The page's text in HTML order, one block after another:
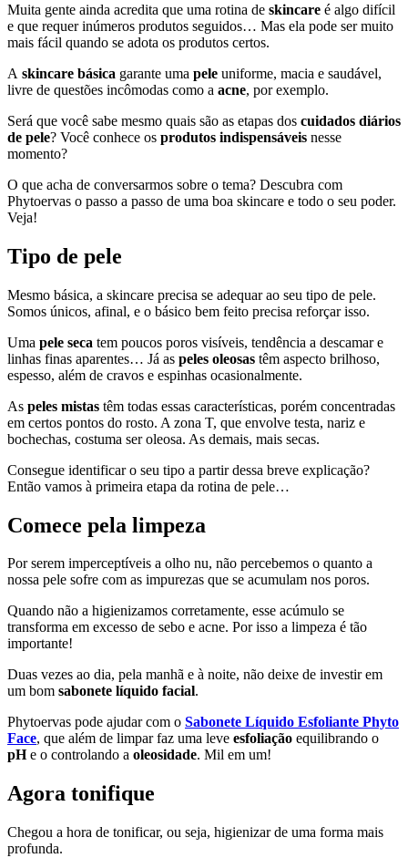
Muita gente ainda acredita que uma rotina de skincare é algo difícil
e que requer inúmeros produtos seguidos… Mas ela pode ser muito
mais fácil quando se adota os produtos certos.
A skincare básica garante uma pele uniforme, macia e saudável,
livre de questões incômodas como a acne, por exemplo.
Será que você sabe mesmo quais são as etapas dos cuidados diários
de pele? Você conhece os produtos indispensáveis nesse
momento?
O que acha de conversarmos sobre o tema? Descubra com
Phytoervas o passo a passo de uma boa skincare e todo o seu poder.
Veja!
Tipo de pele
Mesmo básica, a skincare precisa se adequar ao seu tipo de pele.
Somos únicos, afinal, e o básico bem feito precisa reforçar isso.
Uma pele seca tem poucos poros visíveis, tendência a descamar e
linhas finas aparentes… Já as peles oleosas têm aspecto brilhoso,
espesso, além de cravos e espinhas ocasionalmente.
As peles mistas têm todas essas características, porém concentradas
em certos pontos do rosto. A zona T, que envolve testa, nariz e
bochechas, costuma ser oleosa. As demais, mais secas.
Consegue identificar o seu tipo a partir dessa breve explicação?
Então vamos à primeira etapa da rotina de pele…
Comece pela limpeza
Por serem imperceptíveis a olho nu, não percebemos o quanto a
nossa pele sofre com as impurezas que se acumulam nos poros.
Quando não a higienizamos corretamente, esse acúmulo se
transforma em excesso de sebo e acne. Por isso a limpeza é tão
importante!
Duas vezes ao dia, pela manhã e à noite, não deixe de investir em
um bom sabonete líquido facial.
Phytoervas pode ajudar com o Sabonete Líquido Esfoliante Phyto
Face, que além de limpar faz uma leve esfoliação equilibrando o
pHe o controlando a oleosidade. Mil em um!
Agora tonifique
Chegou a hora de tonificar, ou seja, higienizar de uma forma mais
profunda.